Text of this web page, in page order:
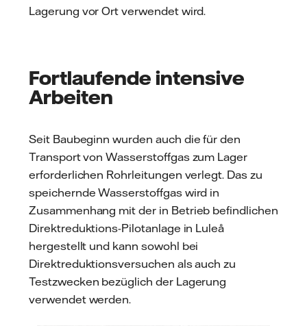
Lagerung vor Ort verwendet wird.
Fortlaufende intensive
Arbeiten
Seit Baubeginn wurden auch die für den
Transport von Wasserstoffgas zum Lager
erforderlichen Rohrleitungen verlegt. Das zu
speichernde Wasserstoffgas wird in
Zusammenhang mit der in Betrieb befindlichen
Direktreduktions-Pilotanlage in Luleå
hergestellt und kann sowohl bei
Direktreduktionsversuchen als auch zu
Testzwecken bezüglich der Lagerung
verwendet werden.